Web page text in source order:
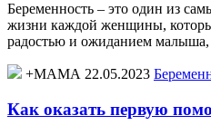
Беременность – это один из
жизни каждой женщины,
радостью и ожиданием
+МАМА 22.05.2023
Как оказать первую